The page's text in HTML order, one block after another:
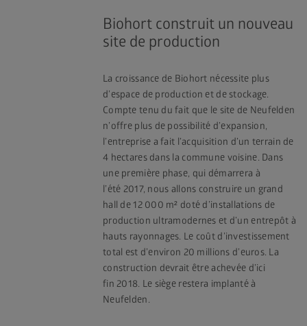
Biohort construit un nouveau
site de production
La croissance de Biohort nécessite plus
d’espace de production et de stockage.
Compte tenu du fait que le site de Neufelden
n’offre plus de possibilité d’expansion,
l’entreprise a fait l’acquisition d’un terrain de
4 hectares dans la commune voisine. Dans
une première phase, qui démarrera à
l’été 2017, nous allons construire un grand
hall de 12 000 m² doté d’installations de
production ultramodernes et d’un entrepôt à
hauts rayonnages. Le coût d’investissement
total est d’environ 20 millions d’euros. La
construction devrait être achevée d’ici
fin 2018. Le siège restera implanté à
Neufelden.